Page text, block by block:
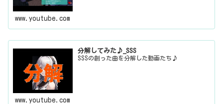
www.youtube.com
分解してみた♪_SSS
SSSの創った曲を分解した動画たち♪
www.youtube.com